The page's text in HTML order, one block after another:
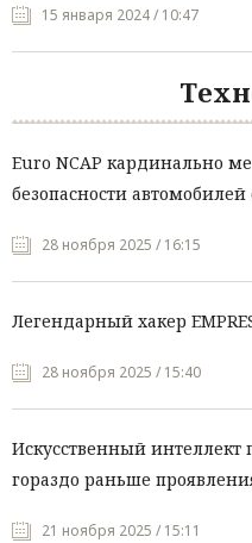
15 января 2024 / 10:47
Euro NCAP кардинально
безопасности автомобилей
28 ноября 2025 / 16:15
Легендарный хакер
28 ноября 2025 / 15:40
Искусственный интеллект
гораздо раньше
21 ноября 2025 / 15:11